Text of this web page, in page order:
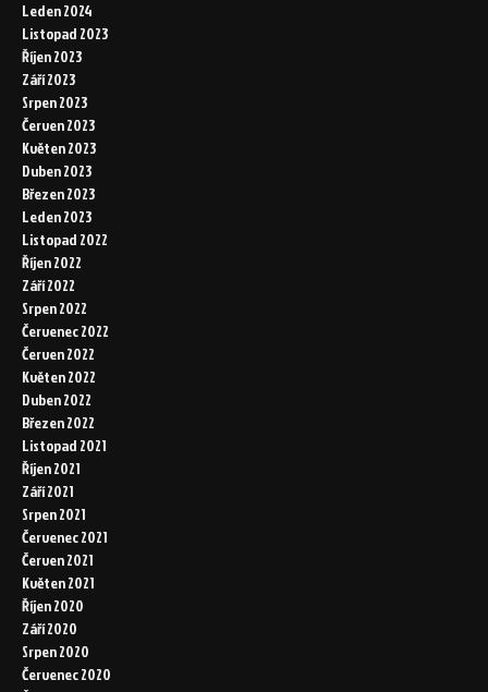
Leden 2024
Listopad 2023
Říjen 2023
Září 2023
Srpen 2023
Červen 2023
Květen 2023
Duben 2023
Březen 2023
Leden 2023
Listopad 2022
Říjen 2022
Září 2022
Srpen 2022
Červenec 2022
Červen 2022
Květen 2022
Duben 2022
Březen 2022
Listopad 2021
Říjen 2021
Září 2021
Srpen 2021
Červenec 2021
Červen 2021
Květen 2021
Říjen 2020
Září 2020
Srpen 2020
Červenec 2020